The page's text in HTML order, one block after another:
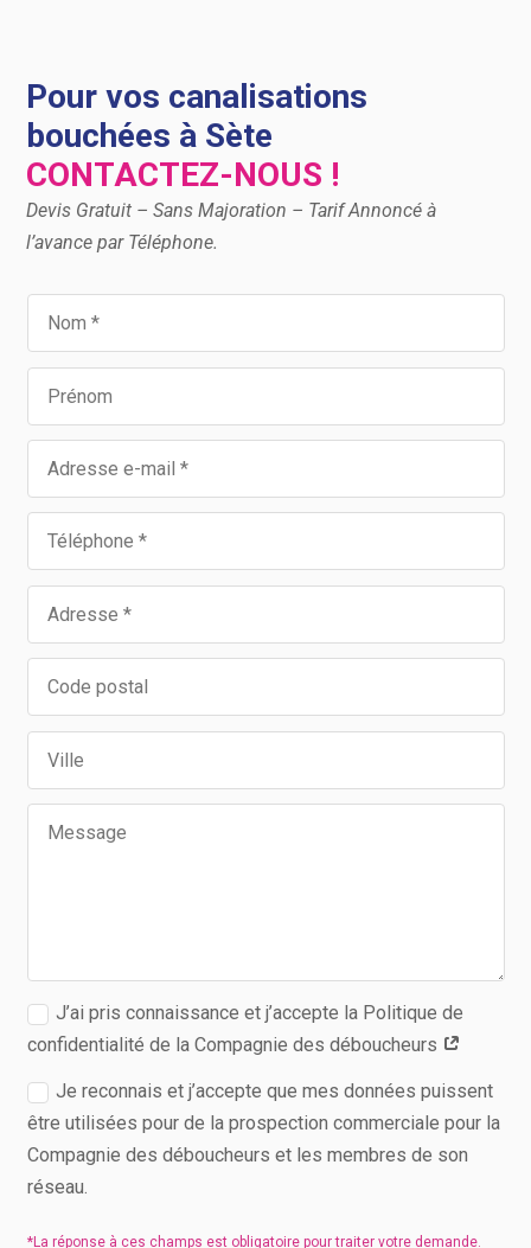
Pour vos canalisations
bouchées à Sète
CONTACTEZ-NOUS !
Devis Gratuit – Sans Majoration – Tarif Annoncé à
l’avance par Téléphone.
J’ai pris connaissance et j’accepte la Politique de
confidentialité de la Compagnie des déboucheurs
Je reconnais et j’accepte que mes données puissent
être utilisées pour de la prospection commerciale pour la
Compagnie des déboucheurs et les membres de son
réseau.